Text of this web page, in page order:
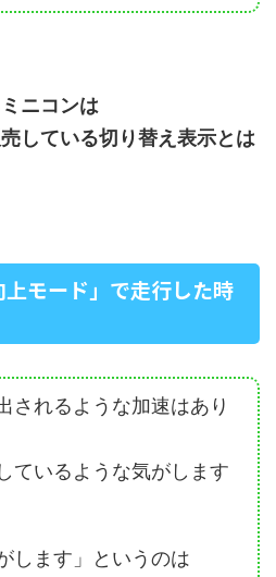
ニコンは
している切り替え表示とは
上モード」で走行した時
されるような加速はあり
ているような気がします
します」というのは